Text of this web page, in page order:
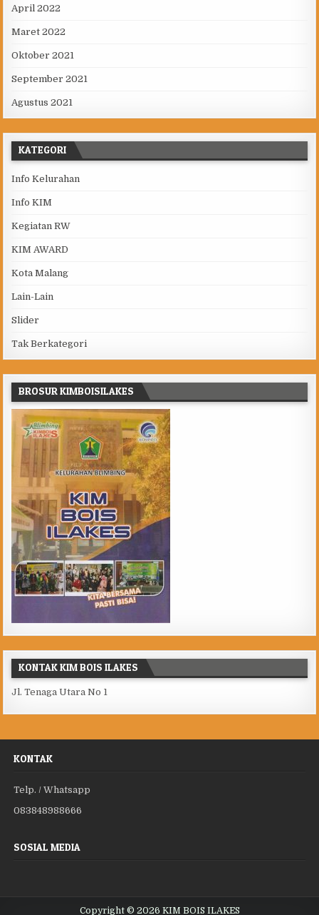
April 2022
Maret 2022
Oktober 2021
September 2021
Agustus 2021
KATEGORI
Info Kelurahan
Info KIM
Kegiatan RW
KIM AWARD
Kota Malang
Lain-Lain
Slider
Tak Berkategori
BROSUR KIMBOISILAKES
KONTAK KIM BOIS ILAKES
Jl. Tenaga Utara No 1
KONTAK
Telp. / Whatsapp
083848988666
SOSIAL MEDIA
Copyright © 2026 KIM BOIS ILAKES